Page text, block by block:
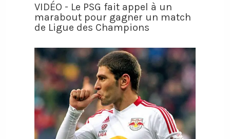
VIDÉO - Le PSG fait appel à un
marabout pour gagner un match
de Ligue des Champions